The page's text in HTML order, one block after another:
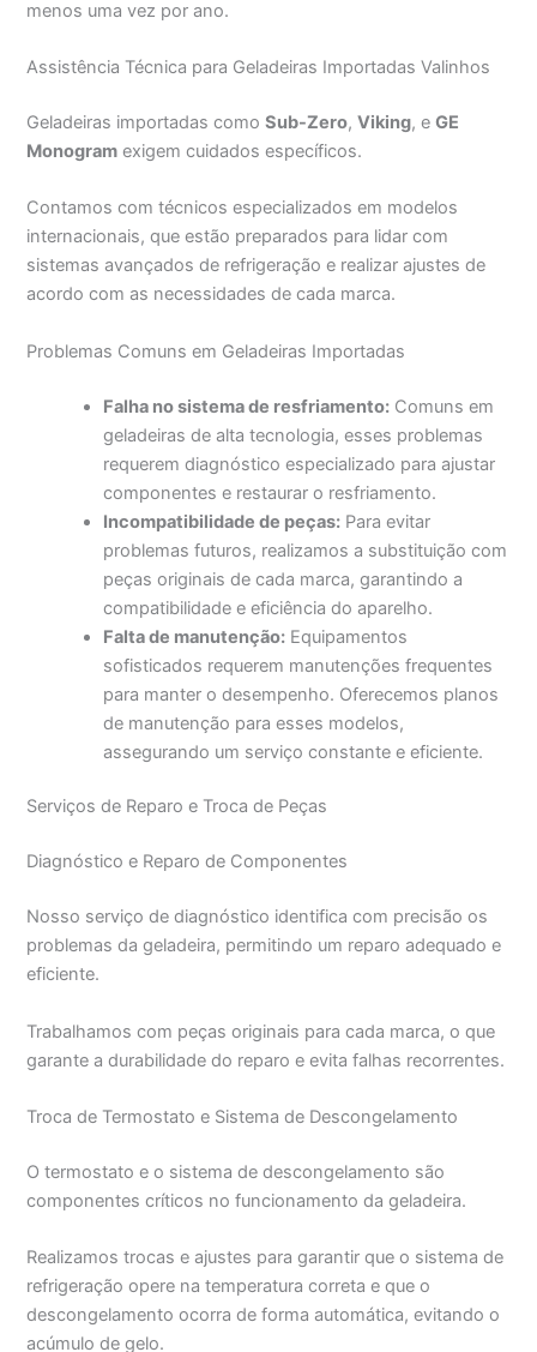
menos uma vez por ano.
Assistência Técnica para Geladeiras Importadas Valinhos
Geladeiras importadas comoSub-Zero,Viking, eGE
Monogram exigem cuidados específicos.
Contamos com técnicos especializados em modelos
internacionais, que estão preparados para lidar com
sistemas avançados de refrigeração e realizar ajustes de
acordo com as necessidades de cada marca.
Problemas Comuns em Geladeiras Importadas
Falha no sistema de resfriamento: Comuns em
geladeiras de alta tecnologia, esses problemas
requerem diagnóstico especializado para ajustar
componentes e restaurar o resfriamento.
Incompatibilidade de peças: Para evitar
problemas futuros, realizamos a substituição com
peças originais de cada marca, garantindo a
compatibilidade e eficiência do aparelho.
Falta de manutenção: Equipamentos
sofisticados requerem manutenções frequentes
para manter o desempenho. Oferecemos planos
de manutenção para esses modelos,
assegurando um serviço constante e eficiente.
Serviços de Reparo e Troca de Peças
Diagnóstico e Reparo de Componentes
Nosso serviço de diagnóstico identifica com precisão os
problemas da geladeira, permitindo um reparo adequado e
eficiente.
Trabalhamos com peças originais para cada marca, o que
garante a durabilidade do reparo e evita falhas recorrentes.
Troca de Termostato e Sistema de Descongelamento
O termostato e o sistema de descongelamento são
componentes críticos no funcionamento da geladeira.
Realizamos trocas e ajustes para garantir que o sistema de
refrigeração opere na temperatura correta e que o
descongelamento ocorra de forma automática, evitando o
acúmulo de gelo.